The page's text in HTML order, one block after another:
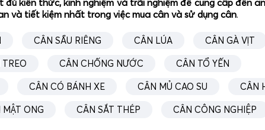
kiến thức, kinh nghiệm và trãi nghiệm để cung cấp đến
và tiết kiệm nhất trong việc mua cân và sử dụng cân.
CÂN SẦU RIÊNG CÂN LÚA CÂN GÀ VỊT
CÂN CHỐNG NƯỚC CÂN TỔ YẾN
CÂN CÓ BÁNH XE CÂN MỦ CAO SU CÂN
MẬT ONG CÂN SẮT THÉP CÂN CÔNG NGHIỆP